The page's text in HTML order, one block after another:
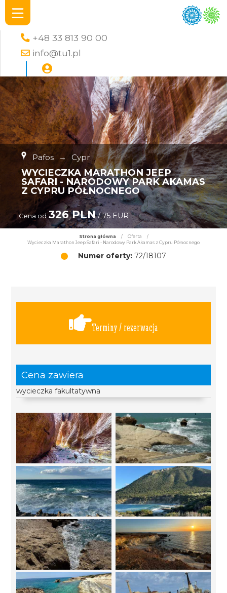
+48 33 813 90 00
info@tu1.pl
Pafos → Cypr
WYCIECZKA MARATHON JEEP
SAFARI - NARODOWY PARK AKAMAS
Z CYPRU PÓŁNOCNEGO
Cena od 326 PLN/ 75 EUR
Strona główna / Oferta
/
Wycieczka Marathon Jeep Safari - Narodowy Park Akamas z Cypru Północnego
Numer oferty: 72/18107
Terminy / rezerwacja
Cena zawiera
wycieczka fakultatywna